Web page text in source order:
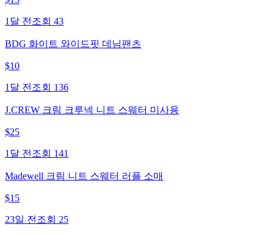
1달 전 조회 43
BDG 화이트 와이드핏 데님팬츠
$10
1달 전 조회 136
J.CREW 크림 크루넥 니트 스웨터 미사용
$25
1달 전 조회 141
Madewell 크림 니트 스웨터 러플 소매
$15
23일 전 조회 25